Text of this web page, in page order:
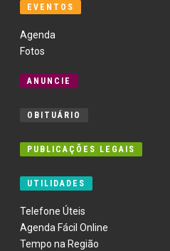
EVENTOS
Agenda
Fotos
ANUNCIE
OBITUÁRIO
PUBLICAÇÕES LEGAIS
UTILIDADES
Telefone Úteis
Agenda Fácil Online
Tempo na Região